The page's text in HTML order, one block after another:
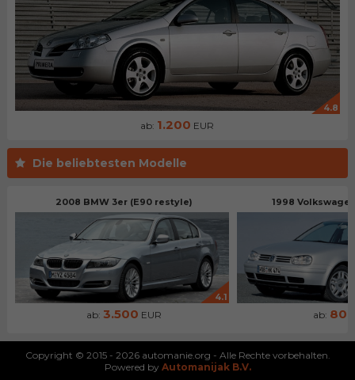
4.8
ab: 1.200 EUR
Die beliebtesten Modelle
2008 BMW 3er (E90 restyle)
4.1
ab: 3.500 EUR
1998
ab: 800
Copyright © 2015 - 2026 automanie.org - Alle Rechte vorbehalten.
Powered by Automanijak B.V.